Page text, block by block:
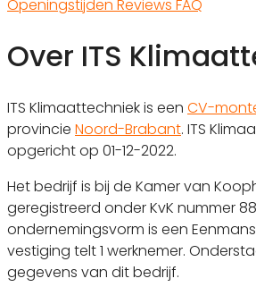
Openingstijden Reviews FAQ
Over ITS
ITS Klimaattechniek is een CV-
provincie Noord-Brabant. ITS
opgericht op 01-12-2022.
Het bedrijf is bij de Kamer van
geregistreerd onder KvK nummer
ondernemingsvorm is een
vestiging telt 1 werknemer.
gegevens van dit bedrijf.